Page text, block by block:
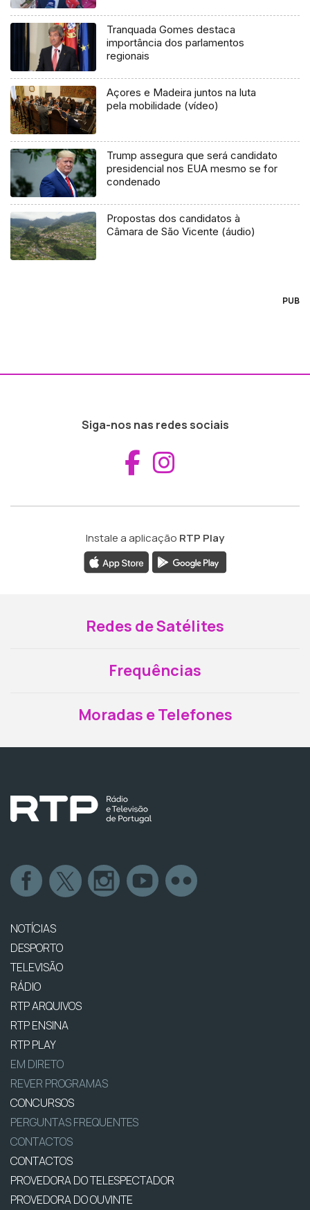
Tranquada Gomes destaca
importância dos parlamentos
regionais
Açores e Madeira juntos na luta
pela mobilidade (vídeo)
Trump assegura que será candidato
presidencial nos EUA mesmo se for
condenado
Propostas dos candidatos à
Câmara de São Vicente (áudio)
PUB
Siga-nos nas redes sociais
Aceder ao
Instale a aplicação RTP Play
Redes de Satélites
Frequências
Moradas e Telefones
NOTÍCIAS
DESPORTO
TELEVISÃO
RÁDIO
RTP ARQUIVOS
RTP ENSINA
RTP PLAY
EM DIRETO
REVER PROGRAMAS
CONCURSOS
PERGUNTAS FREQUENTES
CONTACTOS
CONTACTOS
PROVEDORA DO TELESPECTADOR
PROVEDORA DO OUVINTE